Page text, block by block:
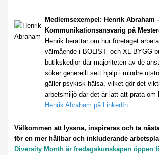
Medlemsexempel: Henrik Abraham
Kommunikationsansvarig på
Henrik berättar om hur företaget
välmående i BOLIST- och XL-BYGG-
butikskedjor där majoriteten av de
söker generellt sett hjälp i mindre
gäller psykisk hälsa, vilket gör det
arbetsmiljö där det är lätt att prata om
Henrik Abraham på LinkedIn
Välkommen att lyssna, inspireras och ta
för en mer hållbar och inkluderande
Diversity Month är fredagskunskapen öppen